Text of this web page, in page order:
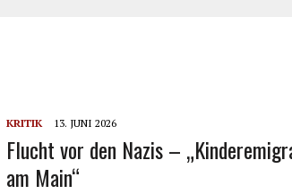
KRITIK 13. JUNI 2026
Flucht vor den Nazis –
am Main“